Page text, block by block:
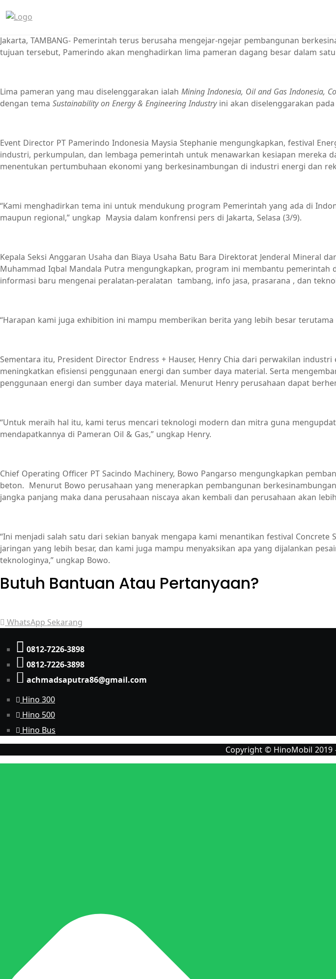
Jakarta, TAMBANG- Pemerintah terus berusaha mengejar-ngejar pembangunan
tujuan tersebut, Pamerindo akan menghadirkan lima pameran dagang besar dalam
Lima pameran yang mau diselenggarakan ialah Mining Indonesia, Oil and Gas Indonesia,
dengan tema Sustainability on Energy & Engineering Industryini akan diselenggarakan pada
Event Director PT Pamerindo Indonesia Maysia Stephanie mengungkapkan, festival
industri, perkumpulan, dan lembaga pemerintah untuk menawarkan kesiapan mereka
menentukan pertumbuhaan ekonomi yang berkesinambungan di industri energi dan
“Kami menghadirkan tema ini untuk mendukung program Pemerintah yang ada di
maupun regional,” ungkap Maysia dalam konfrensi pers di Jakarta, Selasa (3/9).
Kepala Seksi Anggaran Usaha dan Biaya Usaha Batu Bara Direktorat Jenderal Mineral
Muhammad Iqbal Mandala Putra mengungkapkan, program ini membantu
informasi baru mengenai peralatan-peralatan tambang, info jasa, prasarana , dan
“Harapan kami juga exhibition ini mampu memberikan berita yang lebih besar
Sementara itu, President Director Endress + Hauser, Henry Chia dari perwakilan
meningkatkan efisiensi penggunaan energi dan sumber daya material. Serta
penggunaan energi dan sumber daya material. Menurut Henry perusahaan dapat
“Untuk meraih hal itu, kami terus mencari teknologi modern dan mitra guna
mendapatkannya di Pameran Oil & Gas,” ungkap Henry.
Chief Operating Officer PT Sacindo Machinery, Bowo Pangarso mengungkapkan
beton. Menurut Bowo perusahaan yang menerapkan pembangunan
jangka panjang maka dana perusahaan niscaya akan kembali dan perusahaan akan
“Ini menjadi salah satu dari sekian banyak mengapa kami menantikan festival
jaringan yang lebih besar, dan kami juga mampu menyaksikan apa yang dijalankan
teknologinya,” ungkap Bowo.
Butuh Bantuan Atau Pertanyaan?
WhatsApp Sekarang
0812-7226-3898
0812-7226-3898
achmadsaputra86@gmail.com
Hino 300
Hino 500
Hino Bus
Copyright © HinoMobil 2019